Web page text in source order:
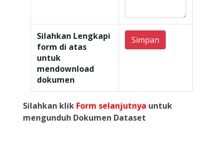
Silahkan Lengkapi
form di atas
untuk
mendownload
dokumen
Simpan
Silahkan klik Form selanjutnya untuk
mengunduh Dokumen Dataset